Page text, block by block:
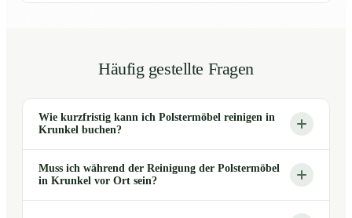
Häufig gestellte Fragen
Wie kurzfristig kann ich Polstermöbel reinigen in
Krunkel buchen?
Muss ich während der Reinigung der Polstermöbel
in Krunkel vor Ort sein?